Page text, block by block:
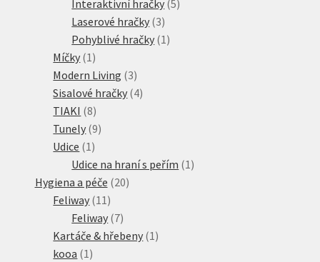
Interaktivní hračky 5
Laserové hračky 33
produkty
Pohyblivé hračky 1 1
Míčky 1 1
produkt
Modern Living 33
produkty
Sisalové hračky 44
TIAKI 88
produktů
Tunely 99
Udice 1 1
produkt
Udice na hraní s peřím 1 1
Hygiena a péče 2020
Feliway 11 11
produktů
Feliway 77
produktů
Kartáče & hřebeny 1 1
kooa 1 1